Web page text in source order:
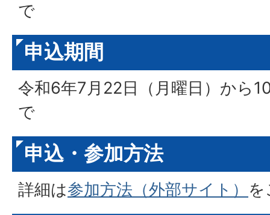
で
申込期間
令和6年7月22日（月曜日）から
で
申込・参加方法
詳細は参加方法（外部サイト）